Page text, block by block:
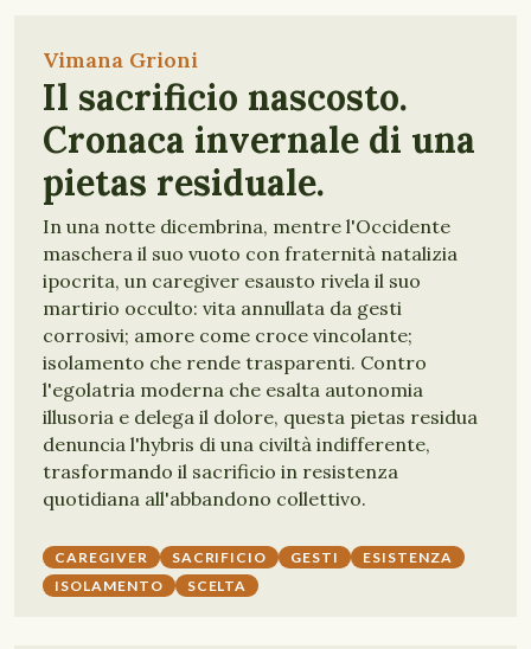
Vimana Grioni
Il sacrificio nascosto.
Cronaca invernale di una
pietas residuale.
In una notte dicembrina, mentre l'Occidente
maschera il suo vuoto con fraternità natalizia
ipocrita, un caregiver esausto rivela il suo
martirio occulto: vita annullata da gesti
corrosivi; amore come croce vincolante;
isolamento che rende trasparenti. Contro
l'egolatria moderna che esalta autonomia
illusoria e delega il dolore, questa pietas residua
denuncia l'hybris di una civiltà indifferente,
trasformando il sacrificio in resistenza
quotidiana all'abbandono collettivo.
CAREGIVER SACRIFICIO GESTI
ESISTENZA
ISOLAMENTO
SCELTA